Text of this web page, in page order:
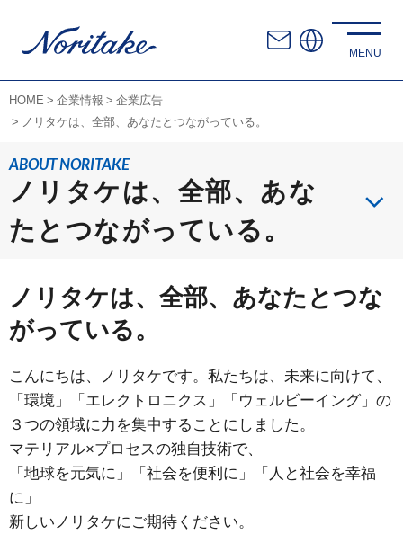
HOME 企業情報
企業広告
ノリタケは、全部、あなたとつながっている。
ABOUT NORITAKE
ノリタケは、全部、あな
たとつながっている。
ノリタケは、全部、あなたとつな
がっている。
こんにちは、ノリタケです。私たちは、未来に向けて、
「環境」「エレクトロニクス」「ウェルビーイング」の
３つの領域に力を集中することにしました。
マテリアル×プロセスの独自技術で、
「地球を元気に」「社会を便利に」「人と社会を幸福
に」
新しいノリタケにご期待ください。